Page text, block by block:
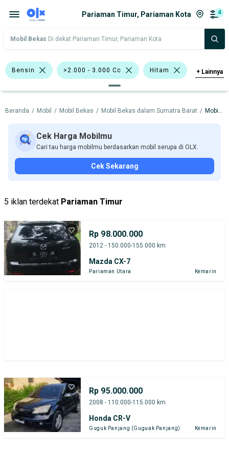
Pariaman Timur, Pariaman Kota 4
Mobil Bekas Di dekat Pariaman Timur, Pariaman Kota
Bensin >2.000 - 3.000 Cc Hitam
Silver Hijau Putih Honda
Mazda Nissan
Harga Merek Dan Model
+ Lainnya
Beranda / Mobil / Mobil Bekas / Mobil Bekas dalam Sumatra Barat / Mobil Bekas dalam Pariaman Kota
Cek Harga Mobilmu
Cari tau harga mobilmu berdasarkan mobil serupa di OLX.
Cek Sekarang
5 iklan terdekat Pariaman Timur
Rp 98.000.000
2012 - 150.000-155.000 km
Mazda CX-7
Pariaman Utara Kemarin
Rp 95.000.000
2008 - 110.000-115.000 km
Honda CR-V
Guguk Panjang (Guguak Panjang) Kemarin